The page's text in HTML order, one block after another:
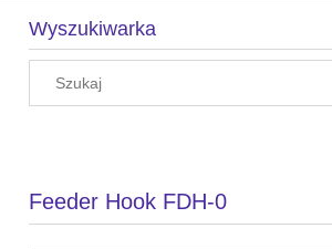
Wyszukiwarka
Feeder Hook FDH-0